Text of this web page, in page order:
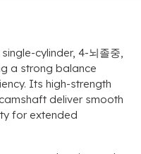
cylinder, 4-뇌졸중,
a strong balance
. Its high-strength
deliver smooth
for extended